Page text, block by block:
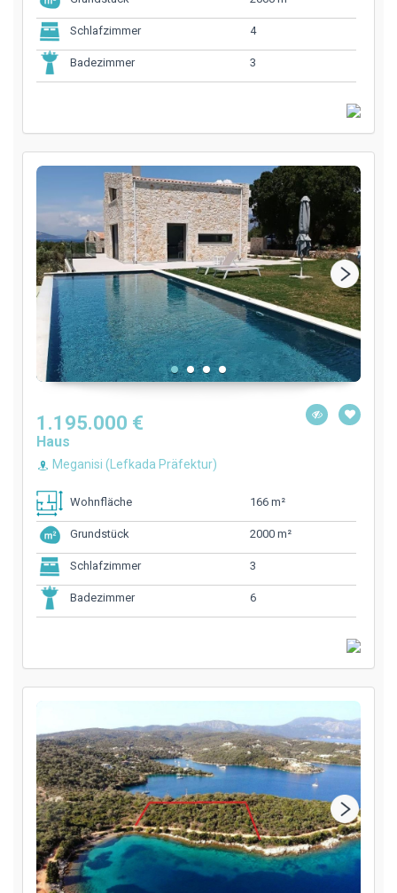
Schlafzimmer 4
Badezimmer 3
1.195.000 €
Haus
Meganisi (Lefkada Präfektur)
Wohnfläche 166 m²
Grundstück 2000 m²
Schlafzimmer 3
Badezimmer 6